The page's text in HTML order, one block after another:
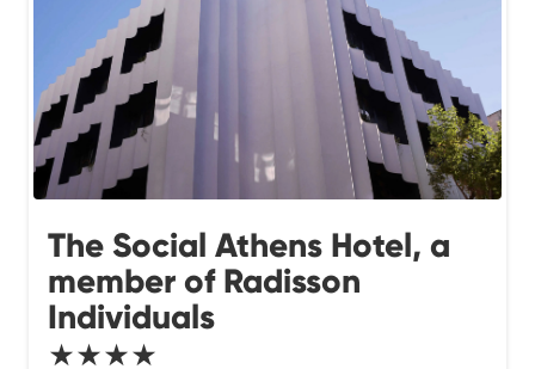
The Social Athens Hotel, a
member of Radisson
Individuals
★★★★